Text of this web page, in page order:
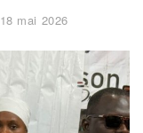
18 mai 2026